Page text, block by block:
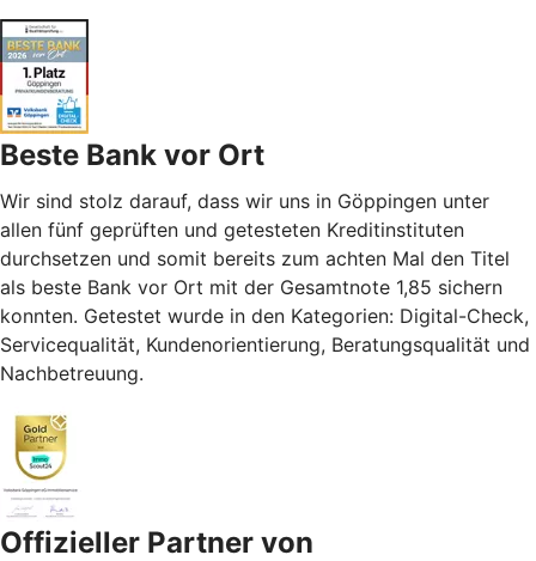
Beste Bank vor Ort
Wir sind stolz darauf, dass wir uns in Göppingen unter
allen fünf geprüften und getesteten Kreditinstituten
durchsetzen und somit bereits zum achten Mal den Titel
als beste Bank vor Ort mit der Gesamtnote 1,85 sichern
konnten. Getestet wurde in den Kategorien: Digital-Check,
Servicequalität, Kundenorientierung, Beratungsqualität und
Nachbetreuung.
Offizieller Partner von